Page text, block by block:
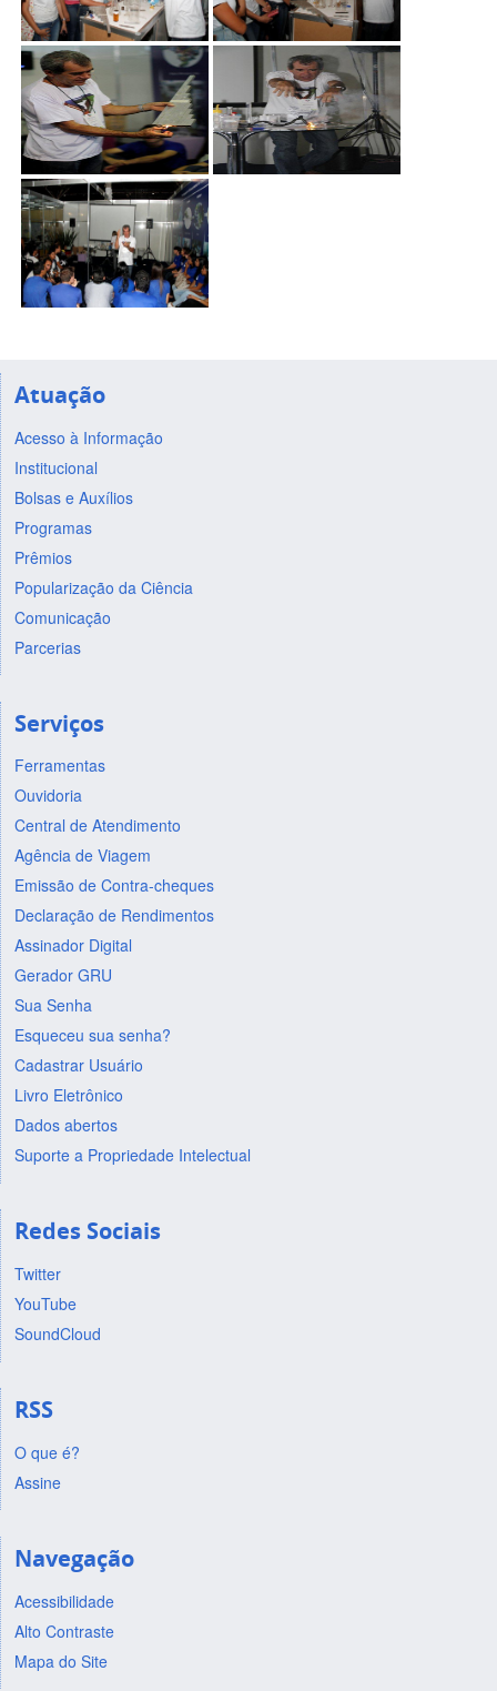
Atuação
Acesso à Informação
Institucional
Bolsas e Auxílios
Programas
Prêmios
Popularização da Ciência
Comunicação
Parcerias
Serviços
Ferramentas
Ouvidoria
Central de Atendimento
Agência de Viagem
Emissão de Contra-cheques
Declaração de Rendimentos
Assinador Digital
Gerador GRU
Sua Senha
Esqueceu sua senha?
Cadastrar Usuário
Livro Eletrônico
Dados abertos
Suporte a Propriedade Intelectual
Redes Sociais
Twitter
YouTube
SoundCloud
RSS
O que é?
Assine
Navegação
Acessibilidade
Alto Contraste
Mapa do Site